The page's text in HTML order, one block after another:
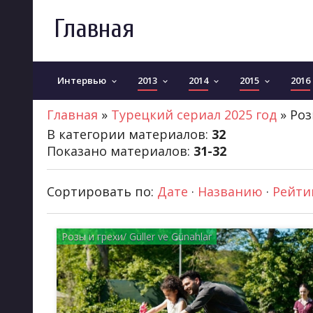
Главная
Интервью keyboard_arrow_down 2013 keyboard_arrow_down 2014 keyboard_arrow_down 2015 keyboard_arrow_down 2016
Главная » Турецкий сериал 2025 год »
В категории материалов: 32
Показано материалов: 31-32
Сортировать по: Дате · Названию ·
Розы и грехи/ Güller ve Günahlar